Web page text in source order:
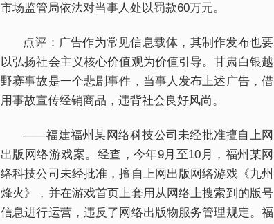
市场监管局依法对当事人处以罚款60万元。
点评：广告作为常见信息载体，其制作发布也要
以弘扬社会主义核心价值观为价值引导。甘肃白银越
野赛事故是一个悲剧事件，当事人发布上述广告，借
用事故宣传经销商品，违背社会良好风尚。
——福建福州某网络科技公司未经批准擅自上网
出版网络游戏案。经查，今年9月至10月，福州某网
络科技公司未经批准，擅自上网出版网络游戏《九州
烽火》，并在游戏首页上套用从网络上搜索到的版号
信息进行运营，违反了网络出版物服务管理规定。福